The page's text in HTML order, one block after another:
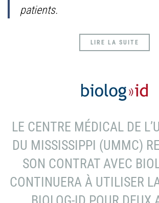
patients.
LIRE LA SUITE
LE CENTRE MÉDICAL DE
DU MISSISSIPPI (UMMC)
SON CONTRAT AVEC
CONTINUERA À UTILISER